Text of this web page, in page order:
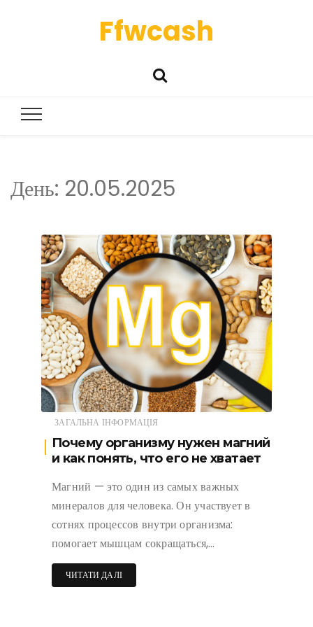
Ffwcash
День: 20.05.2025
ЗАГАЛЬНА ІНФОРМАЦІЯ
Почему организму нужен магний
и как понять, что его не хватает
Магний — это один из самых важных
минералов для человека. Он участвует в
сотнях процессов внутри организма:
помогает мышцам сокращаться,…
ЧИТАТИ ДАЛІ